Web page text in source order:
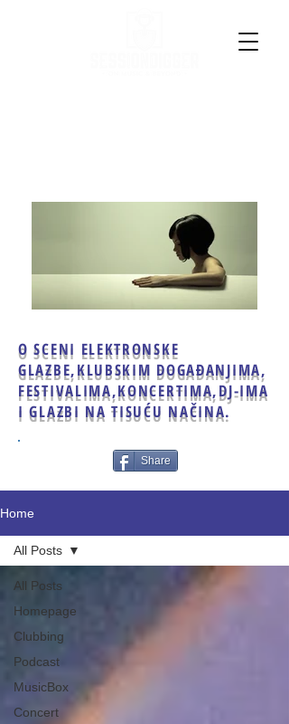
O SCENI ELEKTRONSKE
GLAZBE,KLUBSKIM DOGAĐANJIMA,
FESTIVALIMA,KONCERTIMA,DJ-IMA
I GLAZBI NA TISUĆU NAČINA.
Share
Home
All Posts
Homepage
Clubbing
Podcast
MusicBox
Concert
All Posts